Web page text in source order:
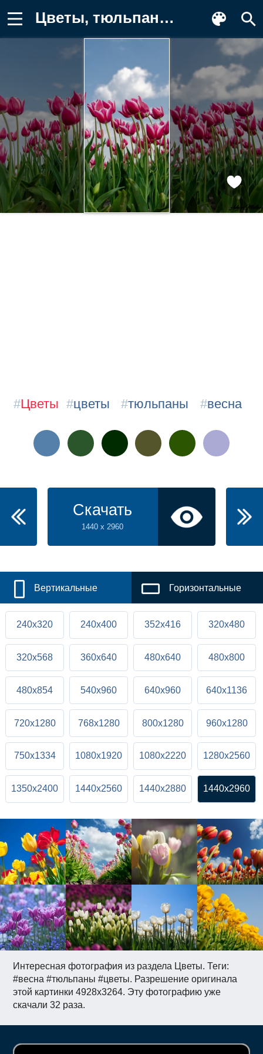
Цветы, тюльпаны, весна Обои на телефон
Интересная фотография из раздела Цветы. Теги:
#весна #тюльпаны #цветы. Разрешение оригинала
этой картинки 4928x3264. Эту фотографию уже
скачали 32 раза.
#Цветы #цветы #тюльпаны #весна
Скачать
1440 x 2960
Вертикальные Горизонтальные
240x320 240x400 352x416 320x480
320x568 360x640 480x640 480x800
480x854 540x960 640x960 640x1136
720x1280 768x1280 800x1280 960x1280
750x1334 1080x1920 1080x2220 1280x2560
1350x2400 1440x2560 1440x2880 1440x2960